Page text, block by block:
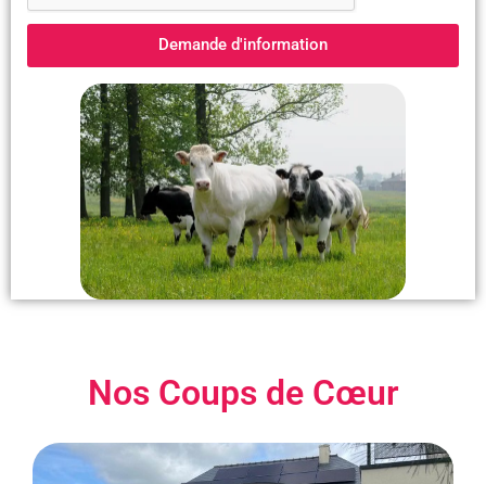
Demande d'information
Nos Coups de Cœur